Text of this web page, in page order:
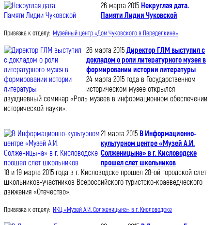
26 марта 2015 Некруглая дата.
Памяти Лидии Чуковской
Привязка к отделу: Музейный центр «Дом Чуковского в Переделкине»
26 марта 2015 Директор ГЛМ выступил с
докладом о роли литературного музея в
формировании истории литературы
24 марта 2015 года в Государственном
историческом музее открылся
двухдневный семинар «Роль музеев в информационном обеспечении
исторической науки».
21 марта 2015 В Информационно-
культурном центре «Музей А.И.
Солженицына» в г. Кисловодске
прошел слет школьников
18 и 19 марта 2015 года в г. Кисловодске прошел 28-ой городской слет
школьников-участников Всероссийского туристско-краеведческого
движения «Отечество».
Привязка к отделу: ИКЦ «Музей А.И. Солженицына» в г. Кисловодске